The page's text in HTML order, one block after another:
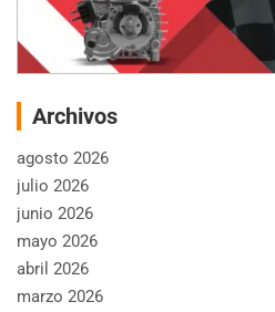
Archivos
agosto 2026
julio 2026
junio 2026
mayo 2026
abril 2026
marzo 2026